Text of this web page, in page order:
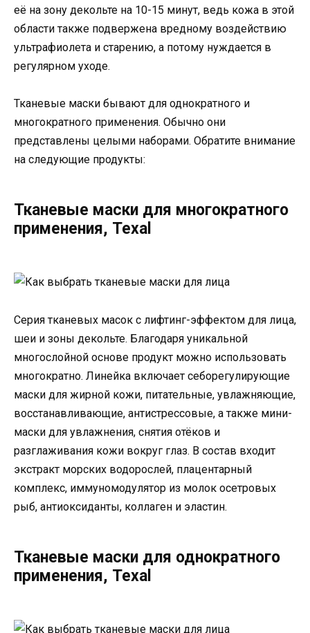
её на зону декольте на 10-15 минут, ведь кожа в этой
области также подвержена вредному воздействию
ультрафиолета и старению, а потому нуждается в
регулярном уходе.
Тканевые маски бывают для однократного и
многократного применения. Обычно они
представлены целыми наборами. Обратите внимание
на следующие продукты:
Тканевые маски для многократного
применения, Texal
Серия тканевых масок с лифтинг-эффектом для лица,
шеи и зоны декольте. Благодаря уникальной
многослойной основе продукт можно использовать
многократно. Линейка включает себорегулирующие
маски для жирной кожи, питательные, увлажняющие,
восстанавливающие, антистрессовые, а также мини-
маски для увлажнения, снятия отёков и
разглаживания кожи вокруг глаз. В состав входит
экстракт морских водорослей, плацентарный
комплекс, иммуномодулятор из молок осетровых
рыб, антиоксиданты, коллаген и эластин.
Тканевые маски для однократного
применения, Texal